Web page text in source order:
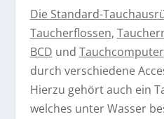
Die Standard-
Taucherflossen,
BCD und Tauchcomputer
durch verschiedene
Hierzu gehört auch ein
welches unter Wasser